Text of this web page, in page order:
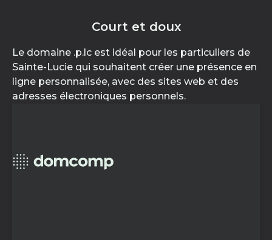
Court et doux
Le domaine .p.lc est idéal pour les particuliers de
Sainte-Lucie qui souhaitent créer une présence en
ligne personnalisée, avec des sites web et des
adresses électroniques personnels.